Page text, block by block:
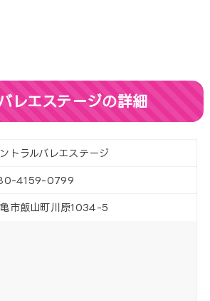
レエステージの詳細
トラルバレエステージ
4159-0799
市飯山町川原1034-5